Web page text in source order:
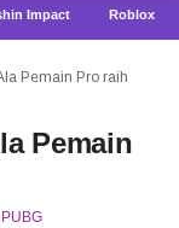
Impact Roblox
Pemain Pro raih
Pemain
PUBG